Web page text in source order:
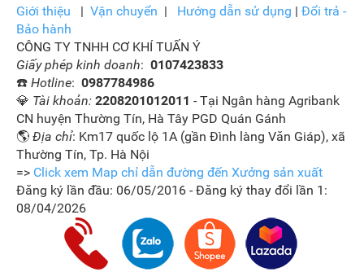
Giới thiệu | Vận chuyển | Hướng dẫn sử dụng | Đổi trả -
Bảo hành
CÔNG TY TNHH CƠ KHÍ TUẤN Ý
Giấy phép kinh doanh: 0107423833
☎️ Hotline: 0987784986
💎 Tài khoản: 2208201012011 - Tại Ngân hàng Agribank
CN huyện Thường Tín, Hà Tây PGD Quán Gánh
🌎 Địa chỉ: Km17 quốc lộ 1A (gần Đình làng Văn Giáp), xã
Thường Tín, Tp. Hà Nội
=> Click xem Map chỉ dẫn đường đến Xưởng sản xuất
Đăng ký lần đầu: 06/05/2016 - Đăng ký thay đổi lần 1:
08/04/2026